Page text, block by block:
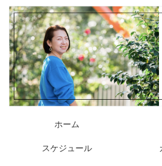
ホーム
スケジュール